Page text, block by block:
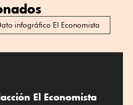
infográfico El Economista
El Economista